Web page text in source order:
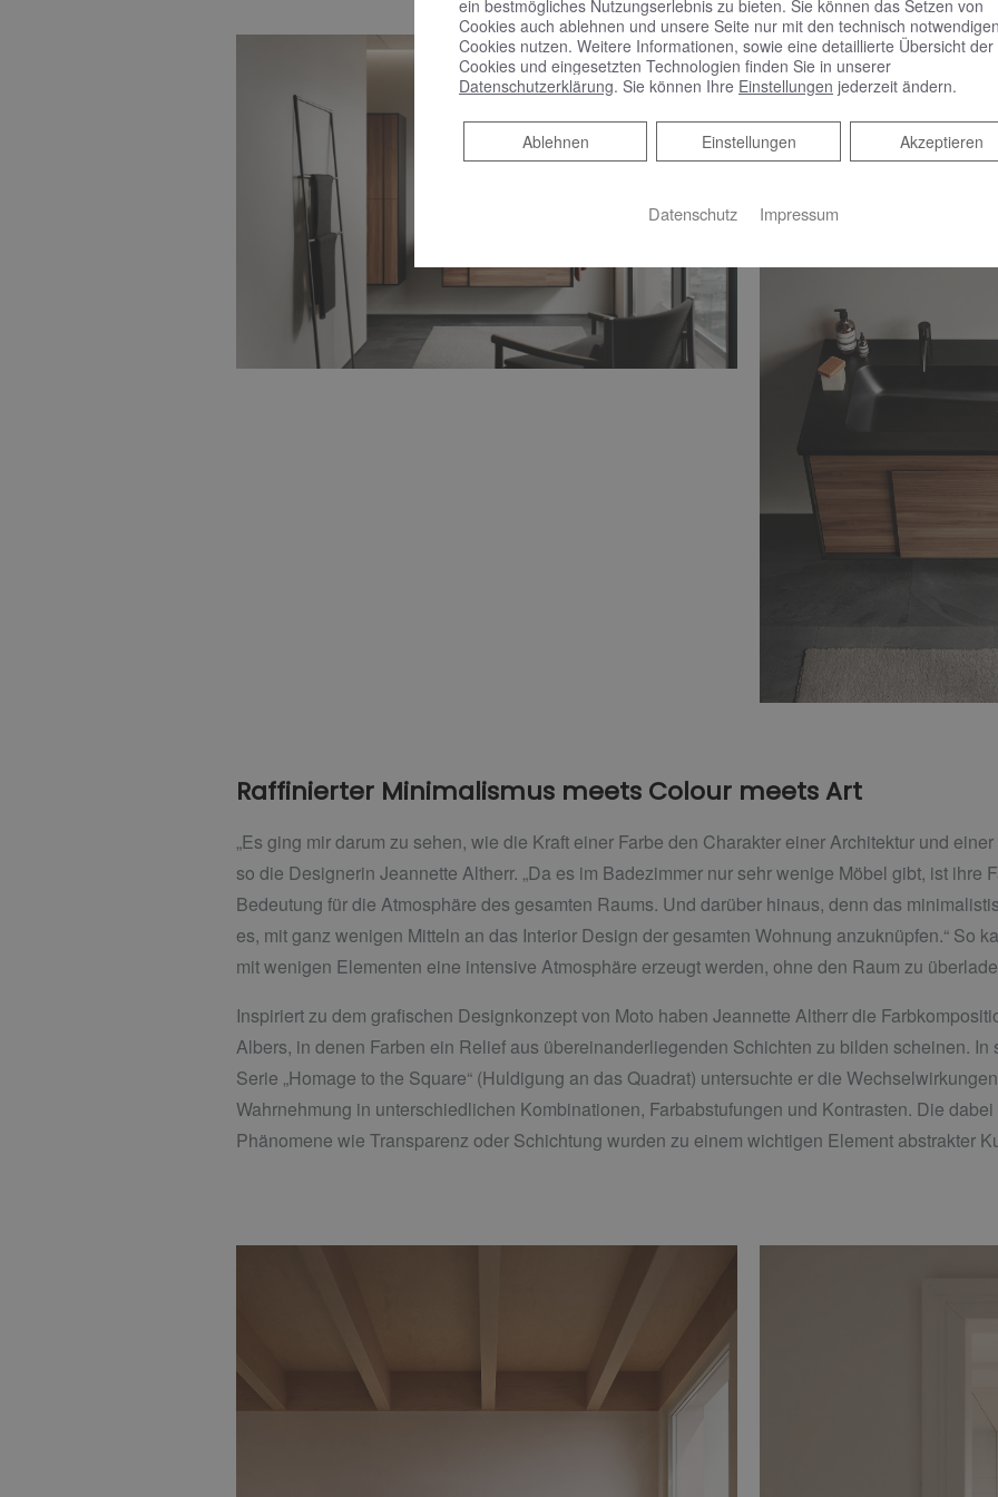
Raffinierter Minimalismus meets Colour meets Art
„Es ging mir darum zu sehen, wie die Kraft einer Farbe den Charakter einer Architektur und
so die Designerin Jeannette Altherr. „Da es im Badezimmer nur sehr wenige Möbel gibt, ist ihre
Bedeutung für die Atmosphäre des gesamten Raums. Und darüber hinaus, denn das
es, mit ganz wenigen Mitteln an das Interior Design der gesamten Wohnung anzuknüpfen.“ So
mit wenigen Elementen eine intensive Atmosphäre erzeugt werden, ohne den Raum zu
Inspiriert zu dem grafischen Designkonzept von Moto haben Jeannette Altherr die
Albers, in denen Farben ein Relief aus übereinanderliegenden Schichten zu bilden scheinen.
Serie „Homage to the Square“ (Huldigung an das Quadrat) untersuchte er die
Wahrnehmung in unterschiedlichen Kombinationen, Farbabstufungen und Kontrasten. Die
Phänomene wie Transparenz oder Schichtung wurden zu einem wichtigen Element abstrakter
ein bestmögliches Nutzungserlebnis zu bieten. Sie können das Setzen von
Cookies auch ablehnen und unsere Seite nur mit den technisch
Cookies nutzen. Weitere Informationen, sowie eine detaillierte Übersicht der
Cookies und eingesetzten Technologien finden Sie in unserer
Datenschutzerklärung. Sie können Ihre Einstellungen jederzeit ändern.
Akzeptieren
Einstellungen
Ablehnen
Ablehnen
Datenschutz Impressum